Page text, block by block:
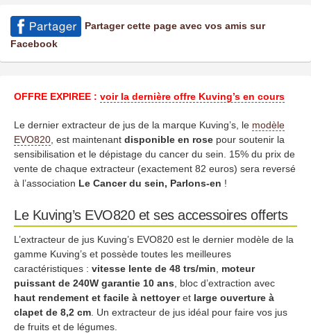
Partager cette page avec vos amis sur
Facebook
OFFRE EXPIREE : voir la dernière offre Kuving’s en cours
Le dernier extracteur de jus de la marque Kuving’s, le modèle
EVO820 , est maintenant disponible en rose pour soutenir la
sensibilisation et le dépistage du cancer du sein. 15% du prix de
vente de chaque extracteur (exactement 82 euros) sera reversé
à l’association Le Cancer du sein, Parlons-en !
Le Kuving’s EVO820 et ses accessoires offerts
L’extracteur de jus Kuving’s EVO820 est le dernier modèle de la
gamme Kuving’s et possède toutes les meilleures
caractéristiques : vitesse lente de 48 trs/min
moteur
puissant de 240W garantie 10 ans , bloc d’extraction avec
haut rendement et facile à nettoyeret large ouverture à
clapet de 8,2 cm . Un extracteur de jus idéal pour faire vos jus
de fruits et de légumes.